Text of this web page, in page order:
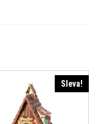
Sleva!